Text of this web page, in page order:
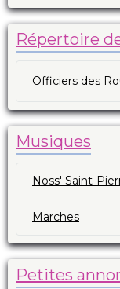
Répertoire
Officiers des
Musiques
Noss' Saint-
Marches
Petites